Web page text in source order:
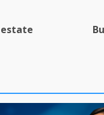
estate